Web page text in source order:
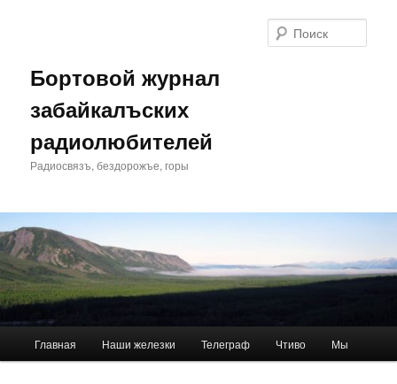
Бортовой журнал
забайкалъских
радиолюбителей
Радиосвязъ, бездорожъе, горы
Главная Наши железки Телеграф Чтиво Мы